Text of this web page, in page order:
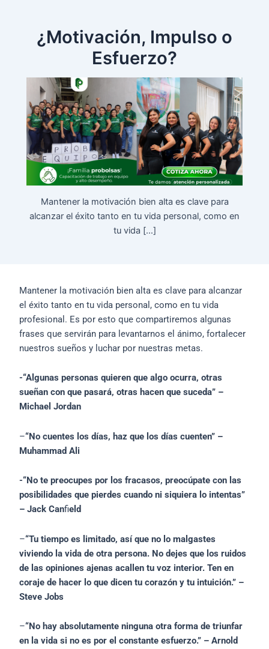
contenido¿Motivación, Impulso o
Esfuerzo?
Mantener la motivación bien alta es clave para
alcanzar el éxito tanto en tu vida personal, como en
tu vida […]
Mantener la motivación bien alta es clave para alcanzar
el éxito tanto en tu vida personal, como en tu vida
profesional. Es por esto que compartiremos algunas
frases que servirán para levantarnos el ánimo, fortalecer
nuestros sueños y luchar por nuestras metas.
-“Algunas personas quieren que algo ocurra, otras
sueñan con que pasará, otras hacen que suceda” –
Michael Jordan
–“No cuentes los días, haz que los días cuenten” –
Muhammad Ali
-“No te preocupes por los fracasos, preocúpate con las
posibilidades que pierdes cuando ni siquiera lo intentas”
– Jack Canfield
–“Tu tiempo es limitado, así que no lo malgastes
viviendo la vida de otra persona. No dejes que los ruidos
de las opiniones ajenas acallen tu voz interior. Ten en
coraje de hacer lo que dicen tu corazón y tu intuición.” –
Steve Jobs
–“No hay absolutamente ninguna otra forma de triunfar
en la vida si no es por el constante esfuerzo.” – Arnold